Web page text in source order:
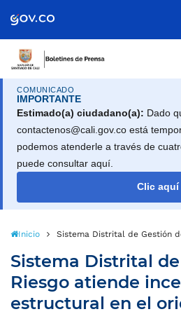
COMUNICADO
IMPORTANTE
Estimado(a) ciudadano(a): Dado
contactenos@cali.gov.co está
podemos atenderle a través de
puede consultar aquí.
Clic aquí
Inicio Sistema Distrital de Gestión
Sistema Distrital
Riesgo atiende
estructural en el